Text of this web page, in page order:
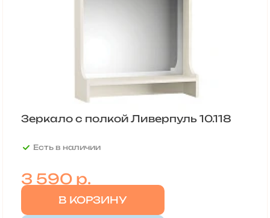
Зеркало с полкой Ливерпуль 10.118
Есть в наличии
3 590р.
В КОРЗИНУ